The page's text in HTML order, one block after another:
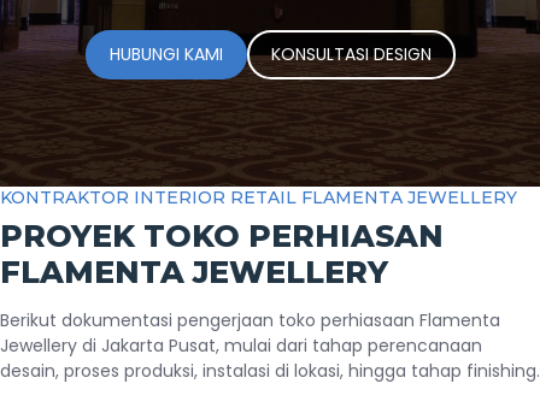
HUBUNGI KAMI KONSULTASI DESIGN
KONTRAKTOR INTERIOR RETAIL FLAMENTA JEWELLERY
PROYEK TOKO PERHIASAN
FLAMENTA JEWELLERY
Berikut dokumentasi pengerjaan toko perhiasaan Flamenta
Jewellery di Jakarta Pusat, mulai dari tahap perencanaan
desain, proses produksi, instalasi di lokasi, hingga tahap finishing.